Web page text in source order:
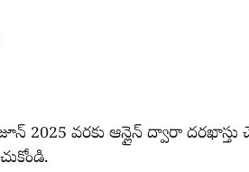
2025 వరకు ఆన్లైన్ ద్వారా